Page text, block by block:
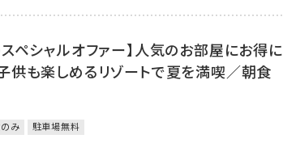
ペシャルオファー】人気のお部屋にお得に
も楽しめるリゾートで夏を満喫／朝食
み 駐車場無料